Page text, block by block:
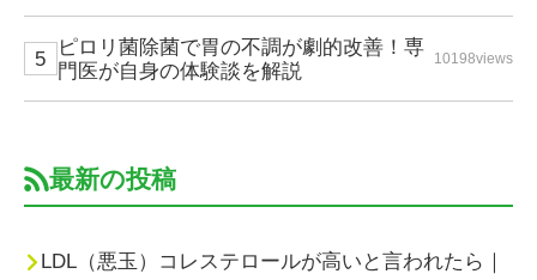
ピロリ菌除菌で胃の不調が劇的改善！専
門医が自身の体験談を解説
10198views
最新の投稿
LDL（悪玉）コレステロールが高いと言われたら｜